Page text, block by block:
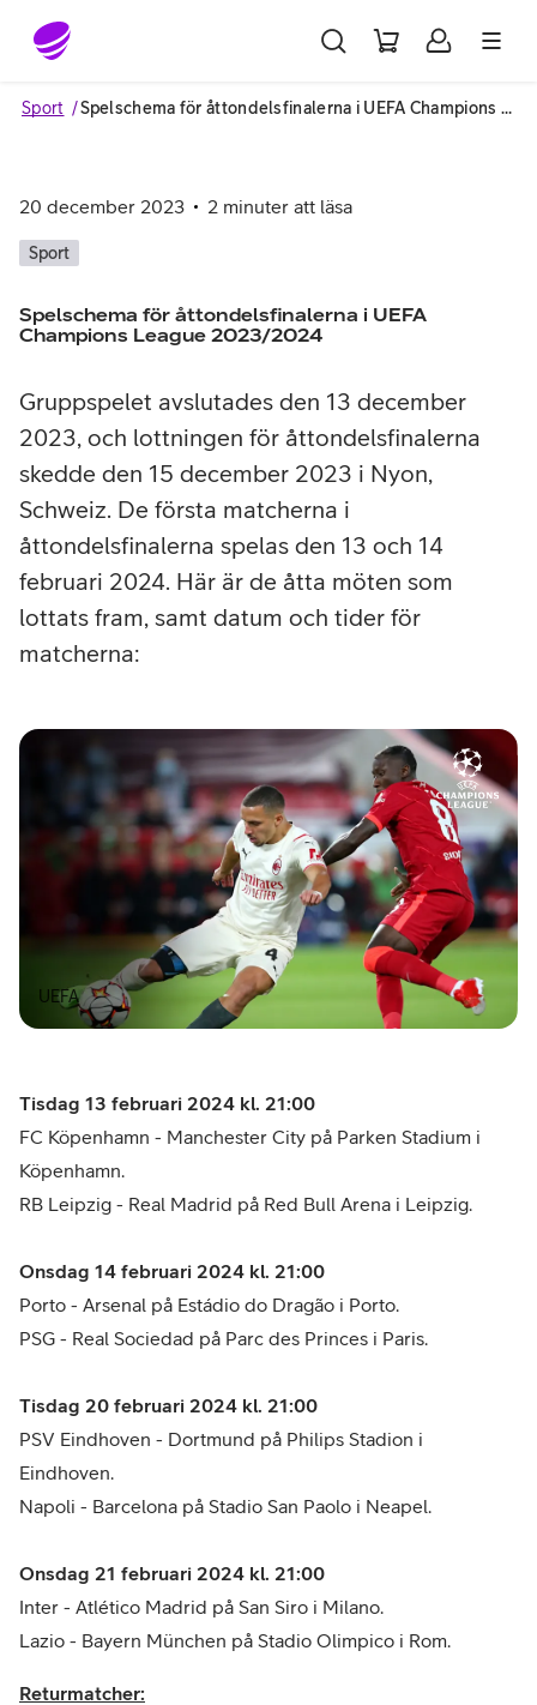
Gå till sidans innehåll
Sport Spelschema för åttondelsfinalerna i UEFA Champions League 2023/2024
20 december 2023 2 minuter att läsa
Sport
Spelschema för åttondelsfinalerna i UEFA
Champions League 2023/2024
Gruppspelet avslutades den 13 december
2023, och lottningen för åttondelsfinalerna
skedde den 15 december 2023 i Nyon,
Schweiz. De första matcherna i
åttondelsfinalerna spelas den 13 och 14
februari 2024. Här är de åtta möten som
lottats fram, samt datum och tider för
matcherna:
UEFA
Tisdag 13 februari 2024 kl. 21:00
FC Köpenhamn - Manchester City på Parken Stadium i
Köpenhamn.
RB Leipzig - Real Madrid på Red Bull Arena i Leipzig.
Onsdag 14 februari 2024 kl. 21:00
Porto - Arsenal på Estádio do Dragão i Porto.
PSG - Real Sociedad på Parc des Princes i Paris.
Tisdag 20 februari 2024 kl. 21:00
PSV Eindhoven - Dortmund på Philips Stadion i
Eindhoven.
Napoli - Barcelona på Stadio San Paolo i Neapel.
Onsdag 21 februari 2024 kl. 21:00
Inter - Atlético Madrid på San Siro i Milano.
Lazio - Bayern München på Stadio Olimpico i Rom.
Returmatcher: